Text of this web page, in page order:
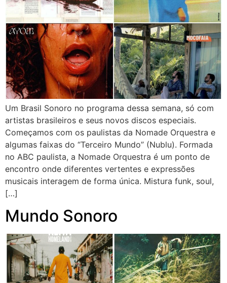
Um Brasil Sonoro no programa dessa semana, só com
artistas brasileiros e seus novos discos especiais.
Começamos com os paulistas da Nomade Orquestra e
algumas faixas do “Terceiro Mundo” (Nublu). Formada
no ABC paulista, a Nomade Orquestra é um ponto de
encontro onde diferentes vertentes e expressões
musicais interagem de forma única. Mistura funk, soul,
[…]
Mundo Sonoro